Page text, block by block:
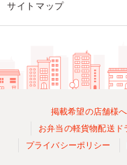
サイトマップ
掲載希望の店舗様へ
お弁当の軽貨物配送ド
プライバシーポリシー